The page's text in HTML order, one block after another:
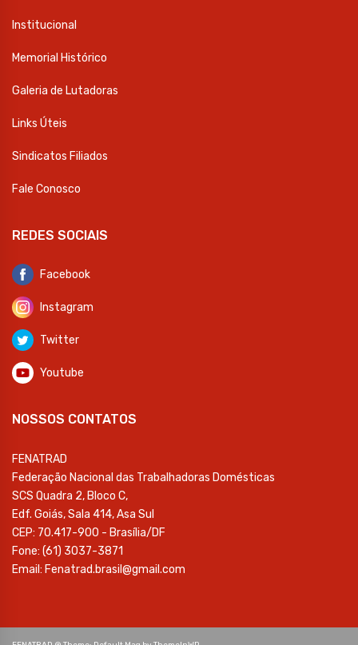
Institucional
Memorial Histórico
Galeria de Lutadoras
Links Úteis
Sindicatos Filiados
Fale Conosco
REDES SOCIAIS
Facebook
Instagram
Twitter
Youtube
NOSSOS CONTATOS
FENATRAD
Federação Nacional das Trabalhadoras Domésticas
SCS Quadra 2, Bloco C,
Edf. Goiás, Sala 414, Asa Sul
CEP: 70.417-900 - Brasília/DF
Fone: (61) 3037-3871
Email: Fenatrad.brasil@gmail.com